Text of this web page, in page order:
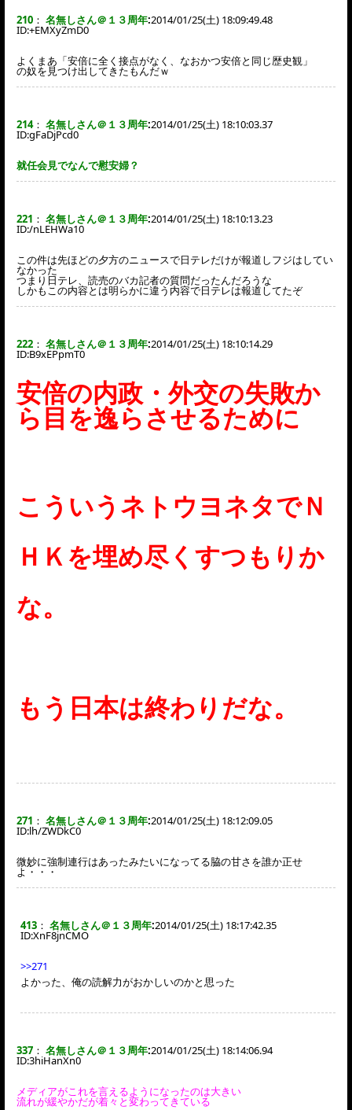
210 ： 名無しさん＠１３周年:2014/01/25(土) 18:09:49.48
ID:+EMXyZmD0
よくまあ「安倍に全く接点がなく、なおかつ安倍と同じ歴史観」
の奴を見つけ出してきたもんだｗ
214： 名無しさん＠１３周年:2014/01/25(土) 18:10:03.37
ID:gFaDjPcd0
就任会見でなんで慰安婦？
221 ： 名無しさん＠１３周年:2014/01/25(土) 18:10:13.23
ID:/nLEHWa10
この件は先ほどの夕方のニュースで日テレだけが報道しフジはしてい
なかった
つまり日テレ、読売のバカ記者の質問だったんだろうな
しかもこの内容とは明らかに違う内容で日テレは報道してたぞ
222 ： 名無しさん＠１３周年:2014/01/25(土) 18:10:14.29
ID:B9xEPpmT0
安倍の内政・外交の失敗か
ら目を逸らさせるために
こういうネトウヨネタでＮ
ＨＫを埋め尽くすつもりか
な。
もう日本は終わりだな。
271 ： 名無しさん＠１３周年:2014/01/25(土) 18:12:09.05
ID:lh/ZWDkC0
微妙に強制連行はあったみたいになってる脇の甘さを誰か正せ
よ・・・
413 ： 名無しさん＠１３周年:2014/01/25(土) 18:17:42.35
ID:XnF8jnCMO
>>271
よかった、俺の読解力がおかしいのかと思った
337 ： 名無しさん＠１３周年:2014/01/25(土) 18:14:06.94
ID:3hiHanXn0
メディアがこれを言えるようになったのは大きい
流れが緩やかだが着々と変わってきている